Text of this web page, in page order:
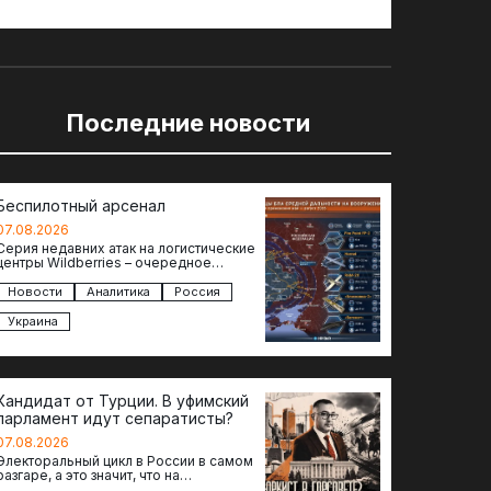
Последние новости
арсенал
недавних атак на логистические
Wildberries – очередное
для российского тыла. И суть здесь
не…
Новости Аналитика
Россия
Украина
от Турции. В уфимский
идут сепаратисты?
цикл в России в самом
а это значит, что на